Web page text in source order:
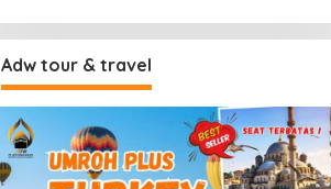
Adw tour & travel